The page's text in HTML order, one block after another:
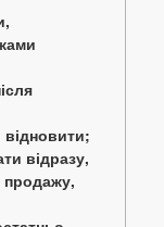
відновити;
відразу,
продажу,